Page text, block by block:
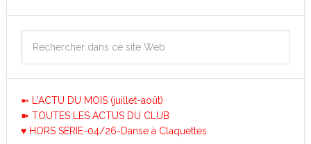
➼ L'ACTU DU MOIS (juillet-août)
➽ TOUTES LES ACTUS DU CLUB
♥ HORS SERIE-04/26-Danse à Claquettes